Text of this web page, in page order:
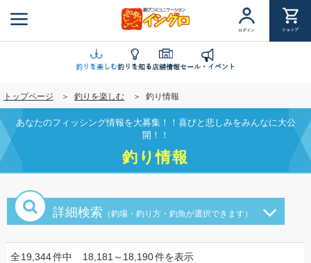
ン
に
移
動
ログイン ショップ
釣りを楽しむ釣りを知る店舗情報セール・イベント
トップページ 釣りを楽しむ 釣り情報
あなたのフィッシング情報を大募集！！喜びと悲しみをみんなに大公
開！！
釣り情報
詳細検索 （釣場・釣り方・釣魚が選択できます）
全19,344件中 18,181～18,190件を表示